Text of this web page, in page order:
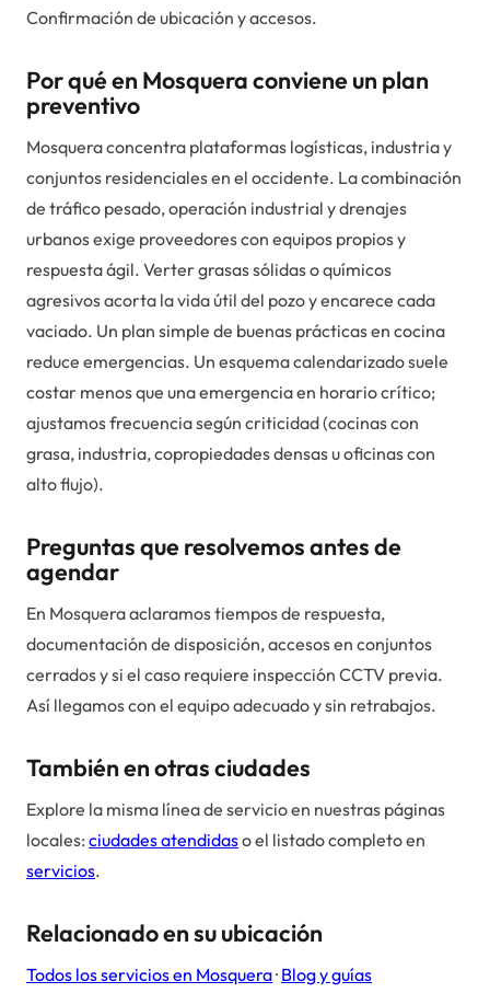
Confirmación de ubicación y accesos.
Por qué en Mosquera conviene un plan
preventivo
Mosquera concentra plataformas logísticas, industria y
conjuntos residenciales en el occidente. La combinación
de tráfico pesado, operación industrial y drenajes
urbanos exige proveedores con equipos propios y
respuesta ágil. Verter grasas sólidas o químicos
agresivos acorta la vida útil del pozo y encarece cada
vaciado. Un plan simple de buenas prácticas en cocina
reduce emergencias. Un esquema calendarizado suele
costar menos que una emergencia en horario crítico;
ajustamos frecuencia según criticidad (cocinas con
grasa, industria, copropiedades densas u oficinas con
alto flujo).
Preguntas que resolvemos antes de
agendar
En Mosquera aclaramos tiempos de respuesta,
documentación de disposición, accesos en conjuntos
cerrados y si el caso requiere inspección CCTV previa.
Así llegamos con el equipo adecuado y sin retrabajos.
También en otras ciudades
Explore la misma línea de servicio en nuestras páginas
locales: ciudades atendidaso el listado completo en
servicios.
Relacionado en su ubicación
Todos los servicios en Mosquera· Blog y guías